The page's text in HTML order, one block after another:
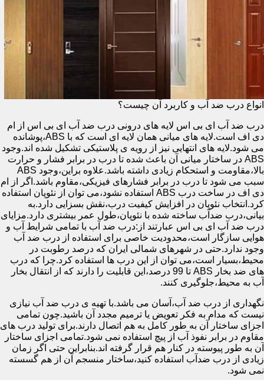
انواع درب ضد آب و کاربرد آن چیست؟
درب ضد آب ای بی اس لایه های درونی درب ضد آب ای بی اس از ام
دی اف است.لایه های میانی همان لایه ای است که با ABS،پوشانده
می شود.لایه های انتهایی نیز از رویه ی پلاستیکی تشکیل شده اند.وجود
ABS در ساختار میانی آن باعث شده تا درب در برابر فشار و حرارت
بالا،مقاومت و استحکام زیادی داشته باشد.علاوه براین،وجود ABS
سبب می شود تا درب در برابر فشارهای فیزیکی،مقاوم باشد.اگر از ام
دی اف در ساخت درب ABS استفاده نشود،می توان از نئوپان استفاده
کرد.انتخاب نئوپان در افزایش کیفیت درب،نقش بسزایی دارد.به
بیانی،درب ضدآب ساخته شده با نئوپان،طول عمر بیشتری دارد.مزایای
درب ضد آب ای بی اس عبارتند از:درب ضد آب با تمامی شرایط آب و
هوایی سازگار است،محدودیت خاصی برای استفاده از درب ضد آب
وجود ندارد.حتی در شهرهای شمالی ایران که درصد رطوبت در
محیط،بسیار است،می توان از این درب ها استفاده کرد.چرا که درب
های ضد بخار ABS تا 99 درصد،این قابلیت را دارند که از انتقال بخار
آب به محیط،جلوگیری کنند.
نگهداری از درب ضد آب،آسان می باشد.با تهیه ی درب ضد آب نیازی
نیست که مدام به فکر تعویض یا ترمیم مجدد آن باشید.چون تمامی
اجزای ساختار آن به طور کامل به هم اتصال دارند.برای تولید درب های
مقاوم در برابر نفوذ آب از پیچ استفاده نمی شود.تمامی اجزای ساختار
آن به طور پیوسته در کنار هم قرار گرفته اند.بنابراین حتی اگر زمان
زیادی از درب ضدآب استفاده کنید،ساختار منسجم آن از هم گسسته
نمی شود.